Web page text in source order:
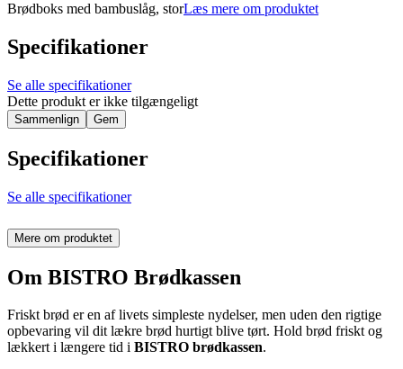
Brødboks med bambuslåg, storLæs mere om produktet
Specifikationer
Se alle specifikationer
Dette produkt er ikke tilgængeligt
Sammenlign Gem
Specifikationer
Se alle specifikationer
Mere om produktet
Om BISTRO Brødkassen
Friskt brød er en af livets simpleste nydelser, men uden den rigtige
opbevaring vil dit lækre brød hurtigt blive tørt. Hold brød friskt og
lækkert i længere tid i BISTRO brødkassen.